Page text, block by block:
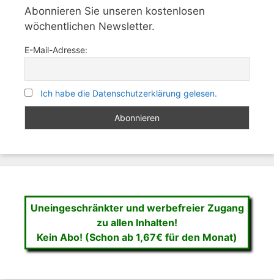
Abonnieren Sie unseren kostenlosen
wöchentlichen Newsletter.
E-Mail-Adresse:
Ich habe die Datenschutzerklärung gelesen.
Uneingeschränkter und werbefreier Zugang
zu allen Inhalten!
Kein Abo! (Schon ab 1,67€ für den Monat)